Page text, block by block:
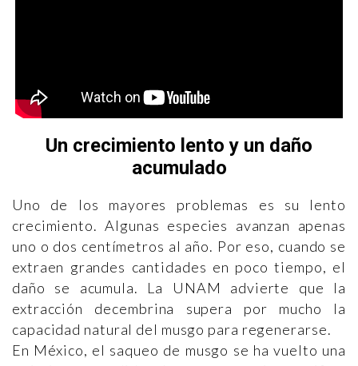
Un crecimiento lento y un daño
acumulado
Uno de los mayores problemas es su lento
crecimiento. Algunas especies avanzan apenas
uno o dos centímetros al año. Por eso, cuando se
extraen grandes cantidades en poco tiempo, el
daño se acumula. La UNAM advierte que la
extracción decembrina supera por mucho la
capacidad natural del musgo para regenerarse.
En México, el saqueo de musgo se ha vuelto una